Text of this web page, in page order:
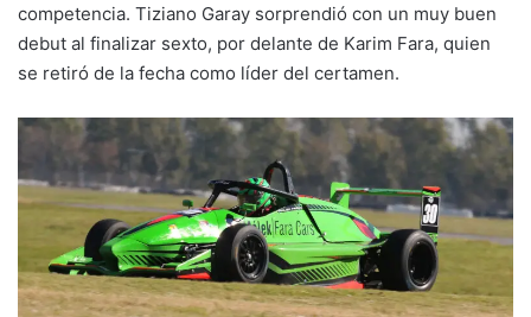
competencia. Tiziano Garay sorprendió con un muy buen
debut al finalizar sexto, por delante de Karim Fara, quien
se retiró de la fecha como líder del certamen.